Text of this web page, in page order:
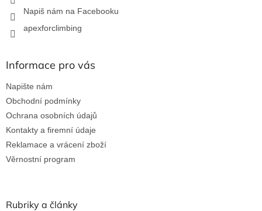
Napiš nám na Facebooku
apexforclimbing
Informace pro vás
Napište nám
Obchodní podmínky
Ochrana osobních údajů
Kontakty a firemní údaje
Reklamace a vrácení zboží
Věrnostní program
Rubriky a články